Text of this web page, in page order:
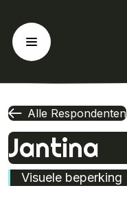
naar
inhoud
Alle Respondenten
Jantina
Visuele beperking